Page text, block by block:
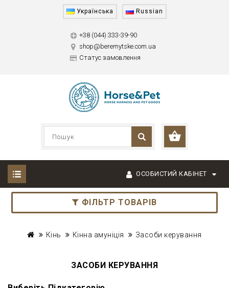
Українська Russian
+38 (044) 333-39-90
shop@beremytske.com.ua
Статус замовлення
ОСОБИСТИЙ КАБІНЕТ
ФІЛЬТР ТОВАРІВ
Кінь Кінна амуніція Засоби керування
ЗАСОБИ КЕРУВАННЯ